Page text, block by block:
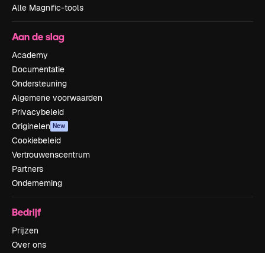
Alle Magnific-tools
Aan de slag
Academy
Documentatie
Ondersteuning
Algemene voorwaarden
Privacybeleid
Originelen New
Cookiebeleid
Vertrouwenscentrum
Partners
Onderneming
Bedrijf
Prijzen
Over ons